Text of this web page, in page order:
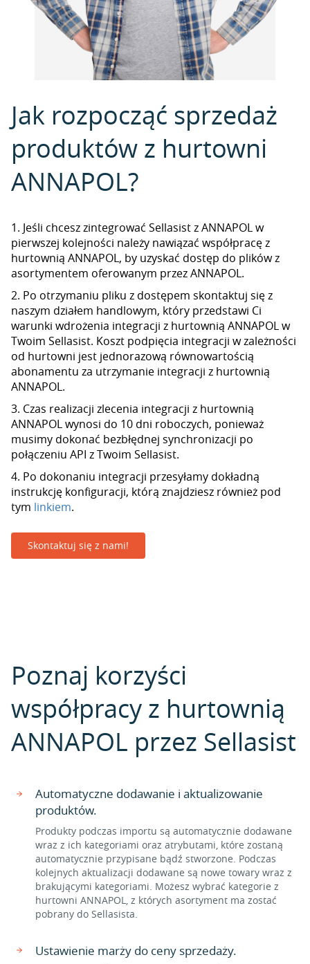
Jak rozpocząć sprzedaż
produktów z hurtowni
ANNAPOL?
1. Jeśli chcesz zintegrować Sellasist z ANNAPOL w
pierwszej kolejności należy nawiązać współpracę z
hurtownią ANNAPOL, by uzyskać dostęp do plików z
asortymentem oferowanym przez ANNAPOL.
2. Po otrzymaniu pliku z dostępem skontaktuj się z
naszym działem handlowym, który przedstawi Ci
warunki wdrożenia integracji z hurtownią ANNAPOL w
Twoim Sellasist. Koszt podpięcia integracji w zależności
od hurtowni jest jednorazową równowartością
abonamentu za utrzymanie integracji z hurtownią
ANNAPOL.
3. Czas realizacji zlecenia integracji z hurtownią
ANNAPOL wynosi do 10 dni roboczych, ponieważ
musimy dokonać bezbłędnej synchronizacji po
połączeniu API z Twoim Sellasist.
4. Po dokonaniu integracji przesyłamy dokładną
instrukcję konfiguracji, którą znajdziesz również pod
tym linkiem.
Skontaktuj się z nami!
Poznaj korzyści
współpracy z hurtownią
ANNAPOL przez Sellasist
Automatyczne dodawanie i aktualizowanie
produktów.
Produkty podczas importu są automatycznie dodawane
wraz z ich kategoriami oraz atrybutami, które zostaną
automatycznie przypisane bądź stworzone. Podczas
kolejnych aktualizacji dodawane są nowe towary wraz z
brakującymi kategoriami. Możesz wybrać kategorie z
hurtowni ANNAPOL, z których asortyment ma zostać
pobrany do Sellasista.
Ustawienie marży do ceny sprzedaży.